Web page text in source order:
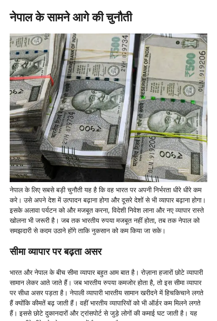
नेपाल के सामने आगे की चुनौती
नेपाल के लिए सबसे बड़ी चुनौती यह है कि वह भारत पर अपनी निर्भरता धीरे धीरे कम
करे। उसे अपने देश में उत्पादन बढ़ाना होगा और दूसरे देशों से भी व्यापार बढ़ाना होगा।
इसके अलावा पर्यटन को और मजबूत करना, विदेशी निवेश लाना और नए व्यापार रास्ते
खोलना भी जरूरी है। जब तक भारतीय रुपया मजबूत नहीं होता, तब तक नेपाल को
समझदारी से कदम उठाने होंगे ताकि नुकसान को कम किया जा सके।
सीमा व्यापार पर बढ़ता असर
भारत और नेपाल के बीच सीमा व्यापार बहुत आम बात है। रोज़ाना हजारों छोटे व्यापारी
सामान लेकर आते जाते हैं। जब भारतीय रुपया कमजोर होता है, तो इस सीमा व्यापार
पर सीधा असर पड़ता है। नेपाली व्यापारी भारतीय सामान खरीदने में हिचकिचाने लगते
हैं क्योंकि कीमतें बढ़ जाती हैं। वहीं भारतीय व्यापारियों को भी ऑर्डर कम मिलने लगते
हैं। इससे छोटे दुकानदारों और ट्रांसपोर्ट से जुड़े लोगों की कमाई घट जाती है। यह